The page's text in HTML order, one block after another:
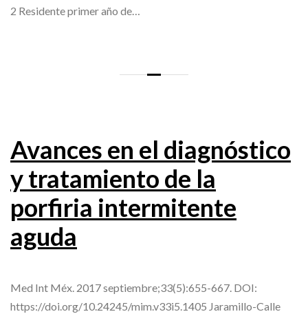
2 Residente primer año de…
Avances en el diagnóstico
y tratamiento de la
porfiria intermitente
aguda
Med Int Méx. 2017 septiembre;33(5):655-667. DOI:
https://doi.org/10.24245/mim.v33i5.1405 Jaramillo-Calle